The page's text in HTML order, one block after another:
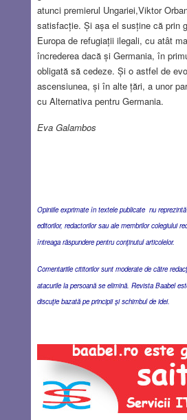
atunci premierul Ungariei,Viktor
satisfacție. Și așa el susține că prin
Europa de refugiații ilegali, cu atât
încrederea dacă și Germania, în
obligată să cedeze. Și o astfel de
ascensiunea, și în alte țări, a unor
cu Alternativa pentru Germania.
Eva Galambos
Opiniile exprimate în textele publicate nu
editorilor, redactorilor sau ale membrilor colegiului
întreaga răspundere pentru conţinutul articolelor.
Comentariile cititorilor sunt moderate de către
atacurile la persoană se elimină. Revista Baabel
discuţie bazată pe principii şi schimbul de idei.